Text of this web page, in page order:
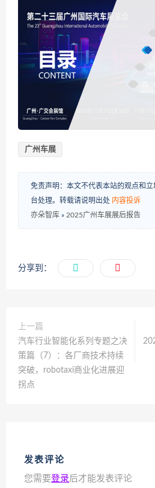
广州车展
免责声明：本文不代表本站的观点和
台处理。转载请说明出处 内容投诉
亦朵智库 » 2025广州车展展后报告
分享到：
上一篇
汽车行业智能化系列专题之决
策篇（7）：各厂商技术持续
突破，robotaxi商业化进展迎
拐点
发表评论
您需要登录后才能发表评论